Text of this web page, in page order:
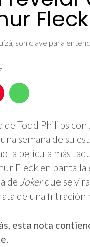
Fleck
son clave para
de Todd Philips
semana de su
la película más
Fleck en pantalla
de Jokerque se
de una filtración
esta nota